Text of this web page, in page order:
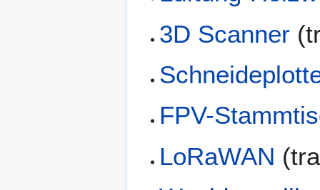
3D Scanner
FPV-
LoRaWAN